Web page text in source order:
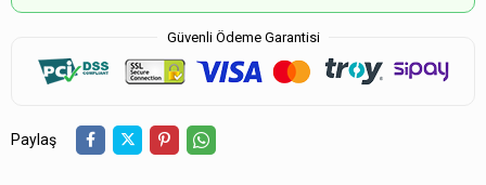
Güvenli Ödeme Garantisi
Paylaş